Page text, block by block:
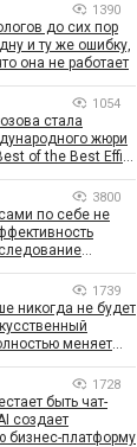
1390
до сих пор
и ту же ошибку,
она не работает
1054
стала
жюри
of the Best Effie
3800
по себе не
1739
никогда не будет
меняет
1728
быть чат-
создает
бизнес-платформу